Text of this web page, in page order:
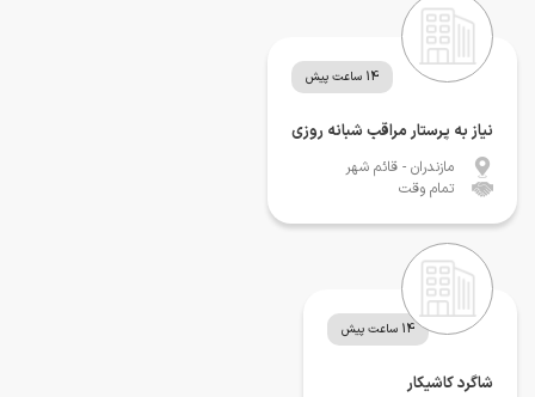
14 ساعت پیش
نیاز به پرستار مراقب شبانه روزی
مازندران - قائم شهر
تمام وقت
14 ساعت پیش
شاگرد کاشیکار